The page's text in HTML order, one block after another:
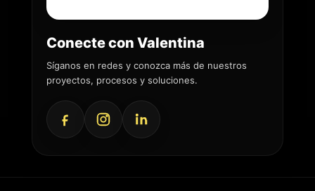
Conecte con Valentina
Síganos en redes y conozca más de nuestros
proyectos, procesos y soluciones.